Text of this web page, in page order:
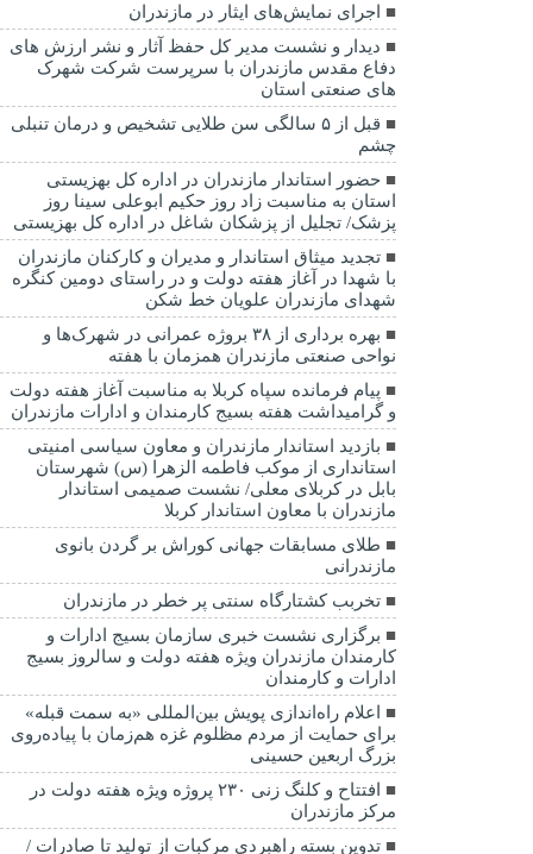
اجرای نمایش‌های ایثار در مازندران
دیدار و نشست مدیر کل حفظ آثار و نشر ارزش های
دفاع مقدس مازندران با سرپرست شرکت شهرک
های صنعتی استان
قبل از ۵ سالگی سن طلایی تشخیص و درمان تنبلی
چشم
حضور استاندار مازندران در اداره کل بهزیستی
استان به مناسبت زاد روز حکیم ابوعلی سینا روز
پزشک/ تجلیل از پزشکان شاغل در اداره کل بهزیستی
تجدید میثاق استاندار و مدیران و کارکنان مازندران
با شهدا در آغاز هفته دولت و در راستای دومین کنگره
شهدای مازندران علویان خط شکن
بهره برداری از ۳۸ بروژه عمرانی در شهرک‌ها و
نواحی صنعتی مازندران همزمان با هفته
پیام فرمانده سپاه کربلا به مناسبت آغاز هفته دولت
و گرامیداشت هفته بسیج کارمندان و ادارات مازندران
بازدید استاندار مازندران و معاون سیاسی امنیتی
استانداری از موکب فاطمه الزهرا (س) شهرستان
بابل در کربلای معلی/ نشست صمیمی استاندار
مازندران با معاون استاندار کربلا
طلای مسابقات جهانی کوراش بر گردن بانوی
مازندرانی
تخربب کشتارگاه سنتی پر خطر در مازندران
برگزاری نشست خبری سازمان بسیج ادارات و
کارمندان مازندران ویژه هفته دولت و سالروز بسیج
ادارات و کارمندان
اعلام راه‌اندازی پویش بین‌المللی «به سمت قبله»
برای حمایت از مردم مظلوم غزه هم‌زمان با پیاده‌روی
بزرگ اربعین حسینی
افتتاح و کلنگ زنی ۲۳۰ پروژه ویژه هفته دولت در
مرکز مازندران
تدوین بسته راهبردی مرکبات از تولید تا صادرات /